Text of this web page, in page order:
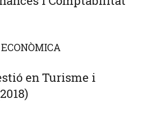
en Turisme i